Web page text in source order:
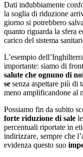
Dati indubbiamente
la soglia di riduzione
giorno si potrebbero
quanto riguarda la sfera
carico del sistema
L’esempio
importante: siamo di
salute che ognuno di
se senza aspettare più
meno amplificandone al
Possiamo fin da subito
forte riduzione di sale
percentuali riportate in
indirizzare, sempre che
evidenza questo suo